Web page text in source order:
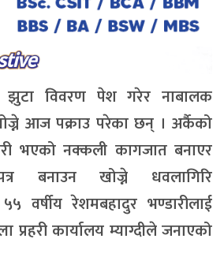
झुटा विवरण पेश गरेर नाबालक
आज पक्राउ परेका छन् । अर्कैको
भएको नक्कली कागजात बनाएर
बनाउन खोज्ने धवलागिरि
वर्षीय रेशमबहादुर भण्डारीलाई
प्रहरी कार्यालय म्याग्दीले जनाएको